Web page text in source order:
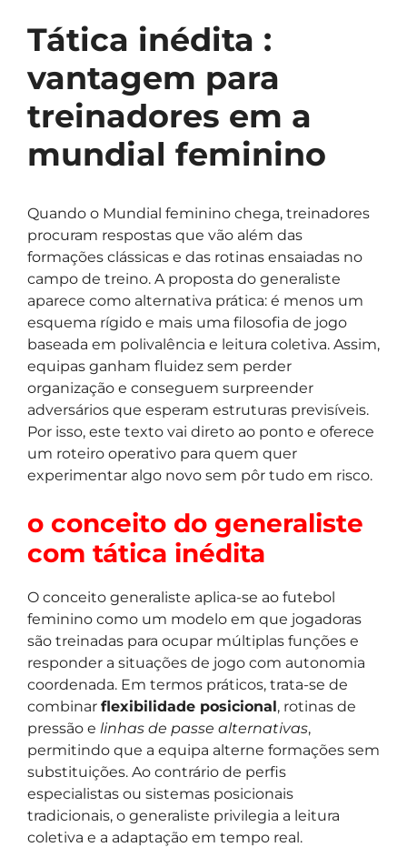
Tática inédita :
vantagem para
treinadores em a
mundial feminino
Quando o Mundial feminino chega, treinadores
procuram respostas que vão além das
formações clássicas e das rotinas ensaiadas no
campo de treino. A proposta do generaliste
aparece como alternativa prática: é menos um
esquema rígido e mais uma filosofia de jogo
baseada em polivalência e leitura coletiva. Assim,
equipas ganham fluidez sem perder
organização e conseguem surpreender
adversários que esperam estruturas previsíveis.
Por isso, este texto vai direto ao ponto e oferece
um roteiro operativo para quem quer
experimentar algo novo sem pôr tudo em risco.
o conceito do generaliste
com tática inédita
O conceito generaliste aplica-se ao futebol
feminino como um modelo em que jogadoras
são treinadas para ocupar múltiplas funções e
responder a situações de jogo com autonomia
coordenada. Em termos práticos, trata-se de
combinar flexibilidade posicional, rotinas de
pressão e linhas de passe alternativas,
permitindo que a equipa alterne formações sem
substituições. Ao contrário de perfis
especialistas ou sistemas posicionais
tradicionais, o generaliste privilegia a leitura
coletiva e a adaptação em tempo real.